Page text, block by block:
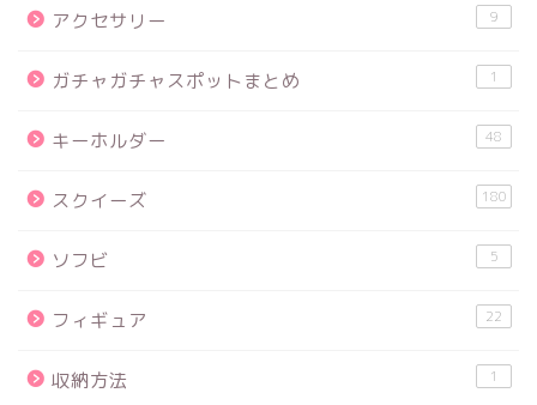
アクセサリー 9
ガチャガチャスポットまとめ 1
キーホルダー 48
スクイーズ 180
ソフビ 5
フィギュア 22
収納方法 1